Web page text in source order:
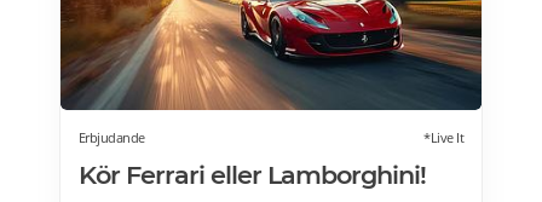
Erbjudande *Live It
Kör Ferrari eller Lamborghini!